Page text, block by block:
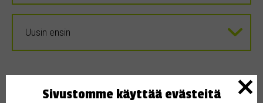
Sivustomme käyttää evästeitä